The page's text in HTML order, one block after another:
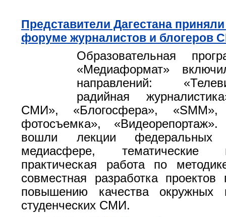
Представители Дагестана
форуме журналистов и блогеров
Образовательная
«Медиаформат»
направлений:
радийная
СМИ», «Блогосфера», «SMM»,
фотосъемка»,
вошли лекции федеральных
медиасфере, тематические
практическая работа по
совместная разработка
повышению качества окружных
студенческих СМИ.